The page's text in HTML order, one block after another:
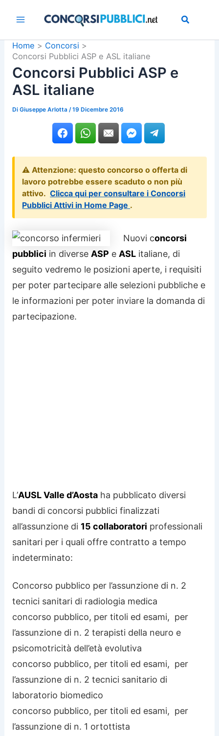
Home
Concorsi
Concorsi Pubblici ASP e ASL italiane
Concorsi Pubblici ASP e
ASL italiane
DiGiuseppe Arlotta /19 Dicembre 2016
⚠️ Attenzione: questo concorso o offerta di
lavoro potrebbe essere scaduto o non più
attivo. Clicca qui per consultare i Concorsi
Pubblici Attivi in Home Page .
Nuovi concorsi
pubblici in diverse ASP e ASL italiane, di
seguito vedremo le posizioni aperte, i requisiti
per poter partecipare alle selezioni pubbliche e
le informazioni per poter inviare la domanda di
partecipazione.
L’AUSL Valle d’Aosta ha pubblicato diversi
bandi di concorsi pubblici finalizzati
all’assunzione di 15 collaboratori professionali
sanitari per i quali offre contratto a tempo
indeterminato:
Concorso pubblico per l’assunzione di n. 2
tecnici sanitari di radiologia medica
concorso pubblico, per titoli ed esami, per
l’assunzione di n. 2 terapisti della neuro e
psicomotricità dell’età evolutiva
concorso pubblico, per titoli ed esami, per
l’assunzione di n. 2 tecnici sanitario di
laboratorio biomedico
concorso pubblico, per titoli ed esami, per
l’assunzione di n. 1 ortottista